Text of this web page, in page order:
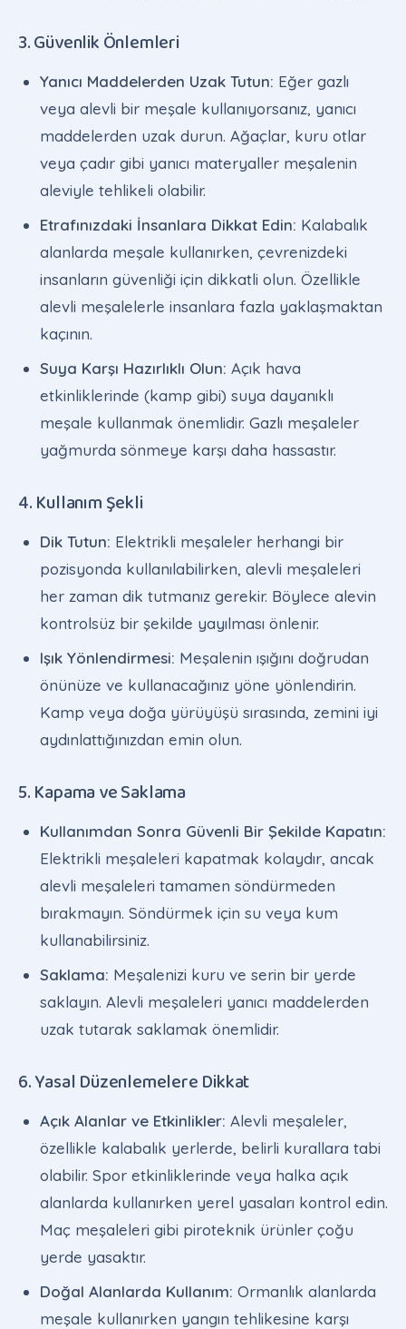
3. Güvenlik Önlemleri
Yanıcı Maddelerden Uzak Tutun: Eğer gazlı
veya alevli bir meşale kullanıyorsanız, yanıcı
maddelerden uzak durun. Ağaçlar, kuru otlar
veya çadır gibi yanıcı materyaller meşalenin
aleviyle tehlikeli olabilir.
Etrafınızdaki İnsanlara Dikkat Edin: Kalabalık
alanlarda meşale kullanırken, çevrenizdeki
insanların güvenliği için dikkatli olun. Özellikle
alevli meşalelerle insanlara fazla yaklaşmaktan
kaçının.
Suya Karşı Hazırlıklı Olun: Açık hava
etkinliklerinde (kamp gibi) suya dayanıklı
meşale kullanmak önemlidir. Gazlı meşaleler
yağmurda sönmeye karşı daha hassastır.
4. Kullanım Şekli
Dik Tutun: Elektrikli meşaleler herhangi bir
pozisyonda kullanılabilirken, alevli meşaleleri
her zaman dik tutmanız gerekir. Böylece alevin
kontrolsüz bir şekilde yayılması önlenir.
Işık Yönlendirmesi: Meşalenin ışığını doğrudan
önünüze ve kullanacağınız yöne yönlendirin.
Kamp veya doğa yürüyüşü sırasında, zemini iyi
aydınlattığınızdan emin olun.
5. Kapama ve Saklama
Kullanımdan Sonra Güvenli Bir Şekilde Kapatın:
Elektrikli meşaleleri kapatmak kolaydır, ancak
alevli meşaleleri tamamen söndürmeden
bırakmayın. Söndürmek için su veya kum
kullanabilirsiniz.
Saklama: Meşalenizi kuru ve serin bir yerde
saklayın. Alevli meşaleleri yanıcı maddelerden
uzak tutarak saklamak önemlidir.
6. Yasal Düzenlemelere Dikkat
Açık Alanlar ve Etkinlikler: Alevli meşaleler,
özellikle kalabalık yerlerde, belirli kurallara tabi
olabilir. Spor etkinliklerinde veya halka açık
alanlarda kullanırken yerel yasaları kontrol edin.
Maç meşaleleri gibi piroteknik ürünler çoğu
yerde yasaktır.
Doğal Alanlarda Kullanım: Ormanlık alanlarda
meşale kullanırken yangın tehlikesine karşı